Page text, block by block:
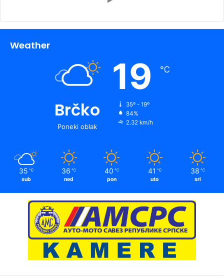
Weather
Brčko
Poneki oblak
19 ℃
35º - 19º
84%
2.32 km/h
35 ℃
sub
36 ℃
ned
40 ℃
pon
41 ℃
uto
38 ℃
sri